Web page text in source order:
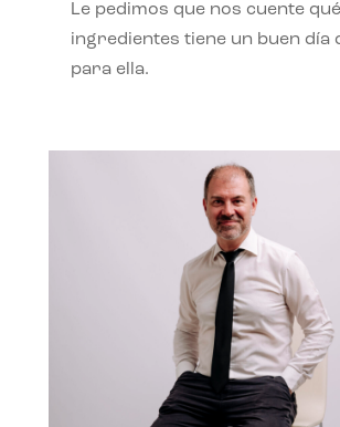
Le pedimos que nos cuente qué
ingredientes tiene un buen día
para ella.